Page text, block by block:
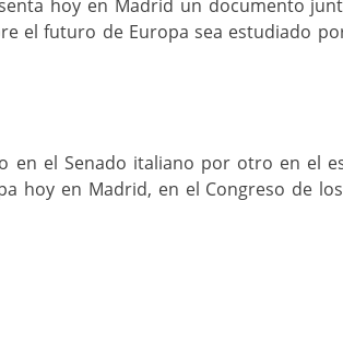
hoy en Madrid un documento
el futuro de Europa sea estudiado
en el Senado italiano por otro en el
hoy en Madrid, en el Congreso de